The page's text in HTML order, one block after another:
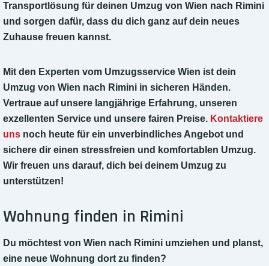
Transportlösung für deinen Umzug von Wien nach Rimini
und sorgen dafür, dass du dich ganz auf dein neues
Zuhause freuen kannst.
Mit den Experten vom Umzugsservice Wien ist dein
Umzug von Wien nach Rimini in sicheren Händen.
Vertraue auf unsere langjährige Erfahrung, unseren
exzellenten Service und unsere fairen Preise. Kontaktiere
uns noch heute für ein unverbindliches Angebot und
sichere dir einen stressfreien und komfortablen Umzug.
Wir freuen uns darauf, dich bei deinem Umzug zu
unterstützen!
Wohnung finden in Rimini
Du möchtest von Wien nach Rimini umziehen und planst,
eine neue Wohnung dort zu finden?